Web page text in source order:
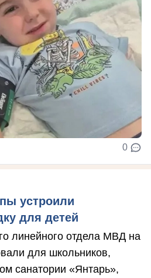
0
устроили
для детей
линейного отдела МВД на
для школьников,
санатории «Янтарь»,